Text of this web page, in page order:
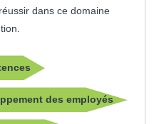
dans ce domaine
des employés